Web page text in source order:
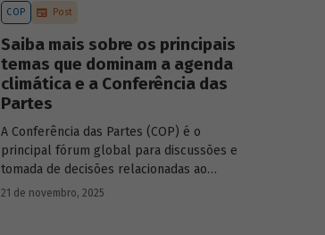
COP Post
Saiba mais sobre os principais
temas que dominam a agenda
climática e a Conferência das
Partes
A Conferência das Partes (COP) é o
principal fórum global para discussões e
tomada de decisões relacionadas ao
enfrentamento da crise climática. Tendo em
21 de novembro, 2025